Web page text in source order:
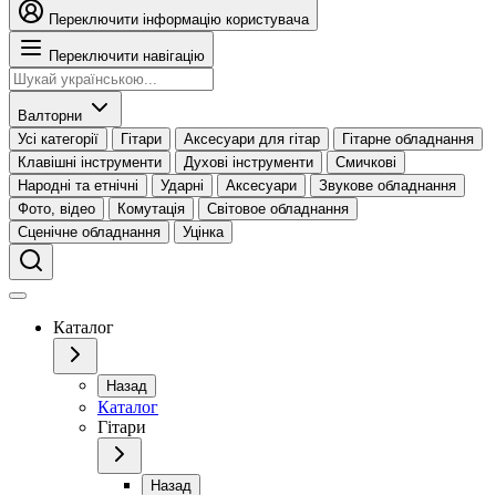
Переключити інформацію користувача
Переключити навігацію
Валторни
Усі категорії
Гітари Аксесуари для гітар
Гітарне обладнання
Клавішні інструменти
Духові інструменти
Смичкові
Народні та етнічні
Ударні Аксесуари
Звукове обладнання
Фото, відео
Комутація
Світовое обладнання
Сценічне обладнання
Уцінка
Каталог
Назад
Каталог
Гітари
Назад